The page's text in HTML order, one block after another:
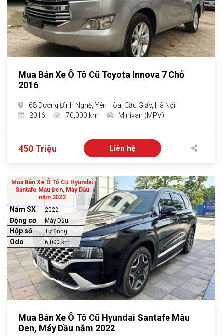
Mua Bán Xe Ô Tô Cũ Toyota Innova 7 Chỗ
2016
68 Dương Đình Nghệ, Yên Hòa, Cầu Giấy, Hà Nội
2016
70,000 km Minivan (MPV)
450 Triệu Liên hệ
Mua Bán Xe Ô Tô Cũ Hyundai
Santafe Màu Đen, Máy Dầu
năm 2022
Năm SX 2022
Động cơ Máy Dầu
Hộp số Tự Động
Odo 6,000 km
Mua Bán Xe Ô Tô Cũ Hyundai Santafe Màu
Đen, Máy Dầu năm 2022